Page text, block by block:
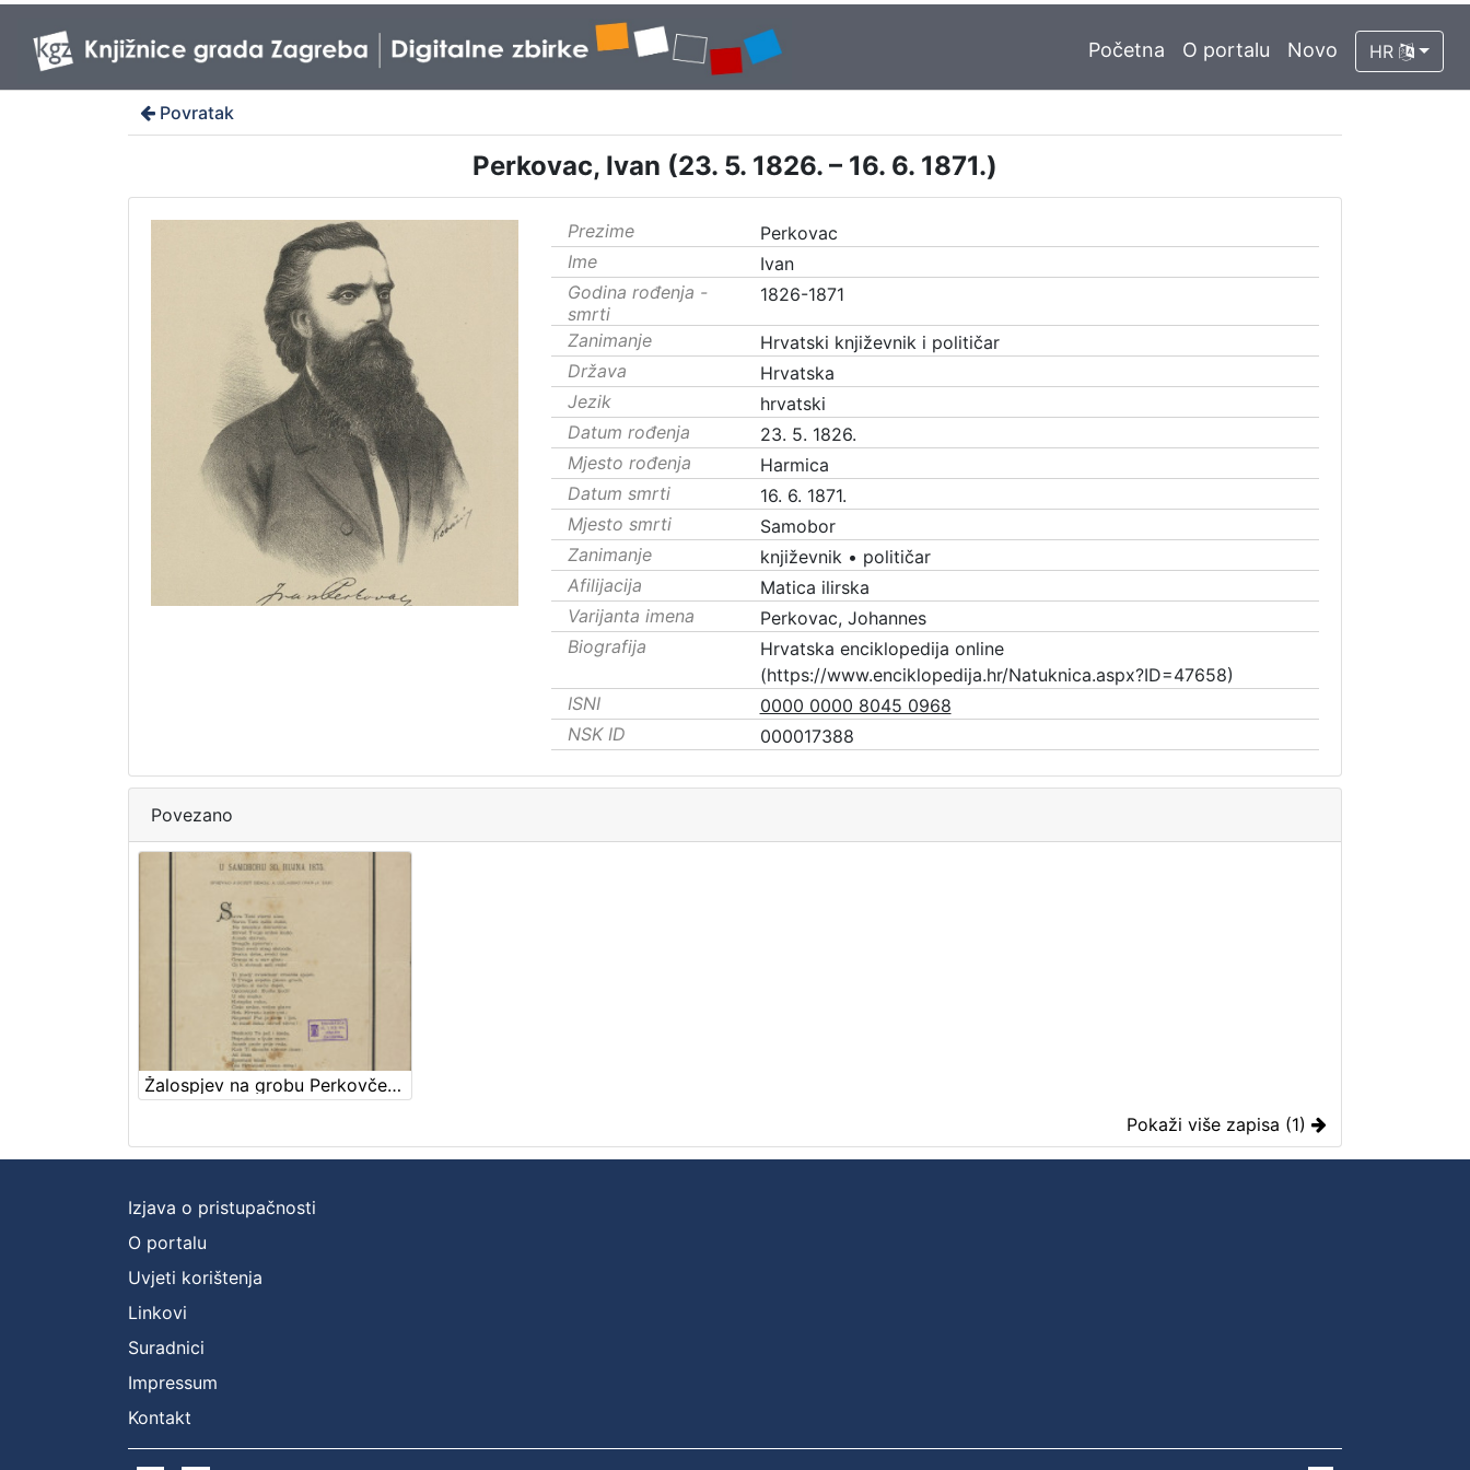
Početna O portalu Novo HR
Povratak
Perkovac, Ivan (23. 5. 1826. – 16. 6. 1871.)
Prezime
Perkovac
Ime
Ivan
Godina rođenja -
smrti
1826-1871
Zanimanje
Hrvatski književnik i političar
Država
Hrvatska
Jezik
hrvatski
Datum rođenja
23. 5. 1826.
Mjesto rođenja
Harmica
Datum smrti
16. 6. 1871.
Mjesto smrti
Samobor
Zanimanje
književnik• političar
Afilijacija
Matica ilirska
Varijanta imena
Perkovac, Johannes
Biografija
Hrvatska enciklopedija online
(https://www.enciklopedija.hr/Natuknica.aspx?ID=47658)
ISNI
0000 0000 8045 0968
NSK ID
000017388
Povezano
Žalospjev na grobu Perkovčevu : u Samoboru 30. rujna 1875. / spjevao August Šenoa, a uglasbio Ivan pl. Zajc
Pokaži više zapisa (1)
Izjava o pristupačnosti
O portalu
Uvjeti korištenja
Linkovi
Suradnici
Impressum
Kontakt